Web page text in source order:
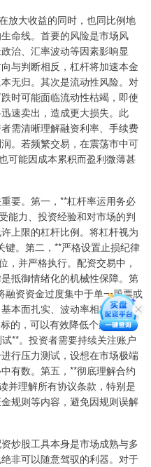
放大收益的同时，也同比例地
命线。首要的风险是市场风
治、汇率波动等因素影响显
与判断相反，杠杆将加速本金
无归。其次是流动性风险。对
时可能面临流动性枯竭，即使
速卖出，造成更大损失。此
需清晰理解融资利率、手续费
。若频繁交易，在震荡市中可
可能因成本累积而盈利微薄甚
要。第一，**杠杆率运用务必
能力、投资经验和对市场的判
上限的杠杆比例。将杠杆视为
键。第二，**严格设置止损纪律
，并严格执行。配资交易中，
抵御情绪化的机械性保障。第
融资资金过度集中于单一股票或
本面扎实、波动率相对较低的
的，可以有效降低个股“黑天
**。投资者需要持续关注账户
行压力测试，设想在市场极端
有数。第五，**彻底理解合约
并理解所有协议条款，特别是
规则等内容，避免因规则误解
炒股工具本身是市场成熟与多
非可以随意驾驭的利器。对于